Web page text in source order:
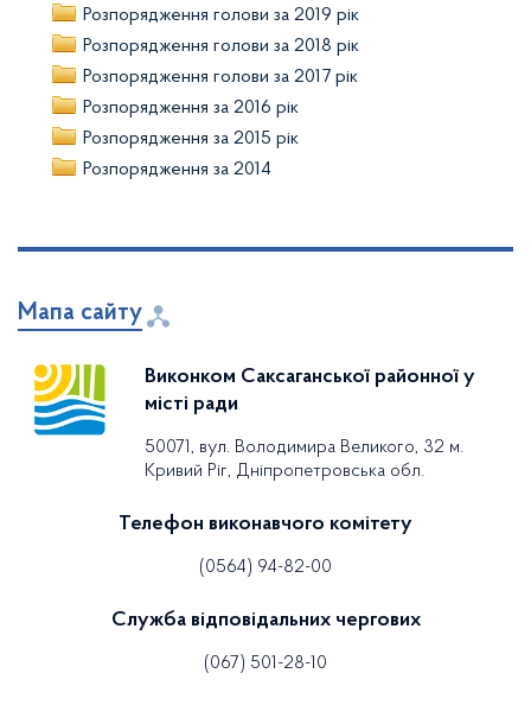
Розпорядження голови за 2019 рік
Розпорядження голови за 2018 рік
Розпорядження голови за 2017 рік
Розпорядження за 2016 рік
Розпорядження за 2015 рік
Розпорядження за 2014
Мапа сайту
Виконком Саксаганської районної у
місті ради
50071, вул. Володимира Великого, 32 м.
Кривий Ріг, Дніпропетровська обл.
Телефон виконавчого комітету
(0564) 94-82-00
Служба відповідальних чергових
(067) 501-28-10